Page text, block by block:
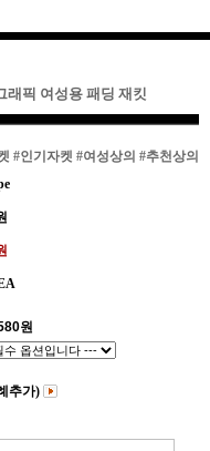
래픽 여성용 패딩 재킷
#인기자켓 #여성상의 #추천상의
원
추가)